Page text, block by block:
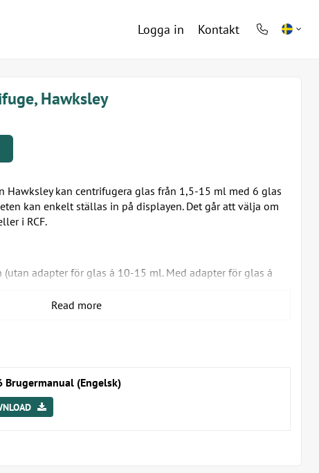
Logga in Kontakt
phone
Hawksley
Hawksley kan centrifugera glas från 1,5-15 ml med 6 glas
kan enkelt ställas in på displayen. Det går att välja om
i RCF.
adapter för glas á 10-15 ml. Med adapter för glas á
har lock
med 100 RPM-intervaller
minuter
efter avslutad centrifugering
cm
100 W
Read more
Brugermanual (Engelsk)